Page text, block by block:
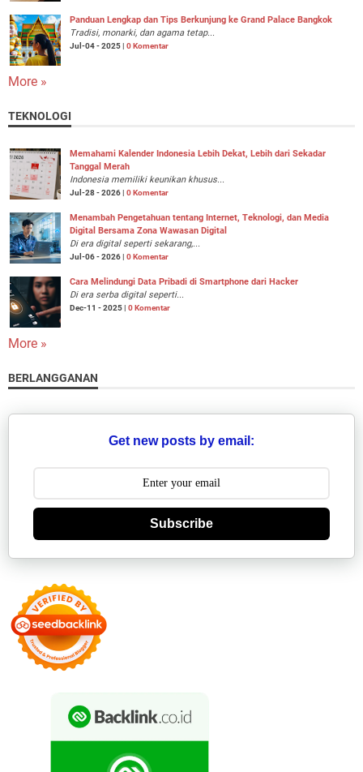
Panduan Lengkap dan Tips Berkunjung ke Grand Palace Bangkok
Tradisi, monarki, dan agama tetap...
Jul-04 - 2025 | 0 Komentar
More »
TEKNOLOGI
Memahami Kalender Indonesia Lebih Dekat, Lebih dari Sekadar
Tanggal Merah
Indonesia memiliki keunikan khusus...
Jul-28 - 2026 | 0 Komentar
Menambah Pengetahuan tentang Internet, Teknologi, dan Media
Digital Bersama Zona Wawasan Digital
Di era digital seperti sekarang,...
Jul-06 - 2026 | 0 Komentar
Cara Melindungi Data Pribadi di Smartphone dari Hacker
Di era serba digital seperti...
Dec-11 - 2025 | 0 Komentar
More »
BERLANGGANAN
Get new posts by email:
Subscribe